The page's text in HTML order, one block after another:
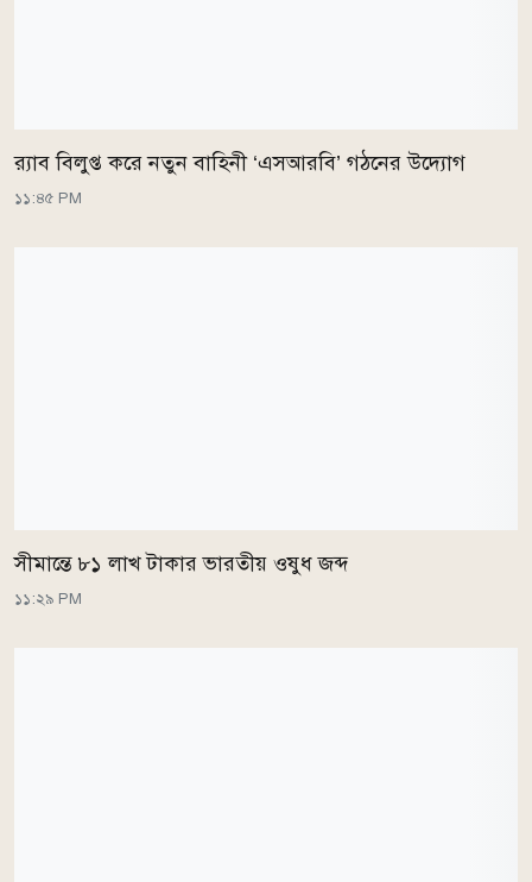
র‌্যাব বিলুপ্ত করে নতুন বাহিনী ‘এসআরবি’ গঠনের উদ্যোগ
১১:৪৫ PM
সীমান্তে ৮১ লাখ টাকার ভারতীয় ওষুধ জব্দ
১১:২৯ PM